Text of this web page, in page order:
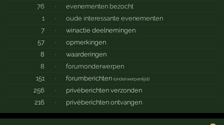
76
·
evenementen bezocht
1
·
oude interessante evenementen
7
·
winactie deelnemingen
57
·
opmerkingen
8
·
waarderingen
8
·
forumonderwerpen
151
· forumberichten(onderwerpenlijst)
256 ·
privéberichten verzonden
216
· privéberichten ontvangen